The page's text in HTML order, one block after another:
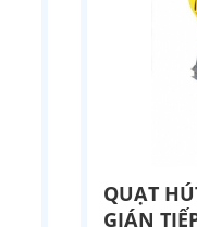
QUẠT
GIÁN